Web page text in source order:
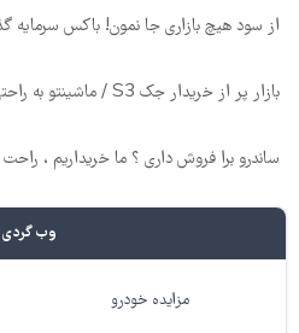
از سود هیچ بازاری جا نمون! باکس سرمایه
بازار پر از خریدار جک S3 / ماشینتو به راحتی بفروش
ساندرو برا فروش داری ؟ ما خریداریم ،
وب گردی
مزایده خودرو